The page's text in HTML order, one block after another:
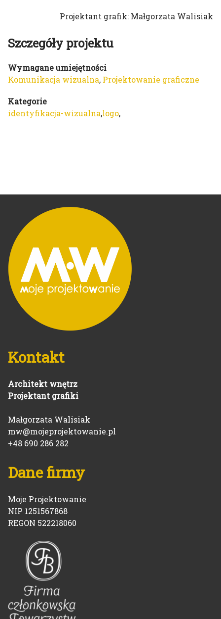
Projektant grafik: Małgorzata Walisiak
Szczegóły projektu
Wymagane umiejętności
Komunikacja wizualna, Projektowanie graficzne
Kategorie
identyfikacja-wizualna,logo,
Kontakt
Architekt wnętrz
Projektant grafiki
Małgorzata Walisiak
mw@mojeprojektowanie.pl
+48 690 286 282
Dane firmy
Moje Projektowanie
NIP 1251567868
REGON 522218060